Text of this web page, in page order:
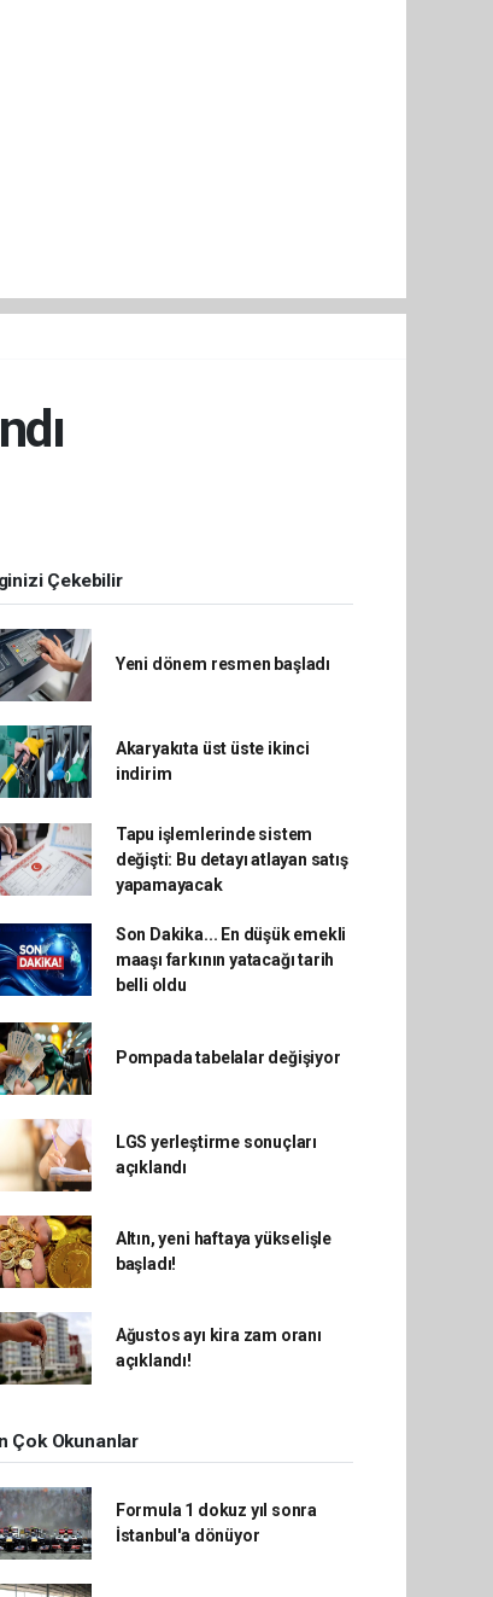
Çekebilir
Yeni dönem resmen başladı
Akaryakıta üst üste ikinci
indirim
Tapu işlemlerinde sistem
değişti: Bu detayı atlayan satış
yapamayacak
Son Dakika... En düşük emekli
maaşı farkının yatacağı tarih
belli oldu
Pompada tabelalar değişiyor
LGS yerleştirme sonuçları
açıklandı
Altın, yeni haftaya yükselişle
başladı!
Ağustos ayı kira zam oranı
açıklandı!
Çok Okunanlar
Formula 1 dokuz yıl sonra
İstanbul'a dönüyor